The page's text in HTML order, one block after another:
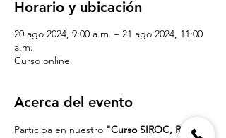
Horario y ubicación
20 ago 2024, 9:00 a.m. – 21 ago 2024, 11:00
a.m.
Curso online
Acerca del evento
Participa en nuestro "Curso SIROC, REPSE,